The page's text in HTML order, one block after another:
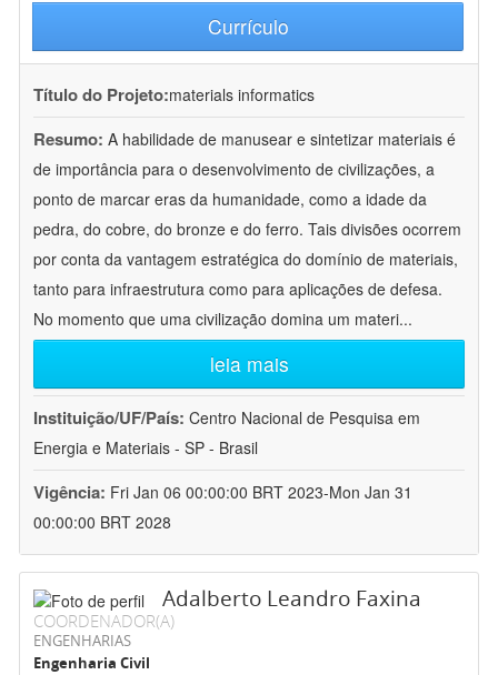
Currículo
Título do Projeto:materials informatics
Resumo: A habilidade de manusear e sintetizar materiais é
de importância para o desenvolvimento de civilizações, a
ponto de marcar eras da humanidade, como a idade da
pedra, do cobre, do bronze e do ferro. Tais divisões ocorrem
por conta da vantagem estratégica do domínio de materiais,
tanto para infraestrutura como para aplicações de defesa.
No momento que uma civilização domina um materi...
leia mais
Instituição/UF/País: Centro Nacional de Pesquisa em
Energia e Materiais - SP - Brasil
Vigência: Fri Jan 06 00:00:00 BRT 2023-Mon Jan 31
00:00:00 BRT 2028
Adalberto Leandro Faxina
COORDENADOR(A)
ENGENHARIAS
Engenharia Civil